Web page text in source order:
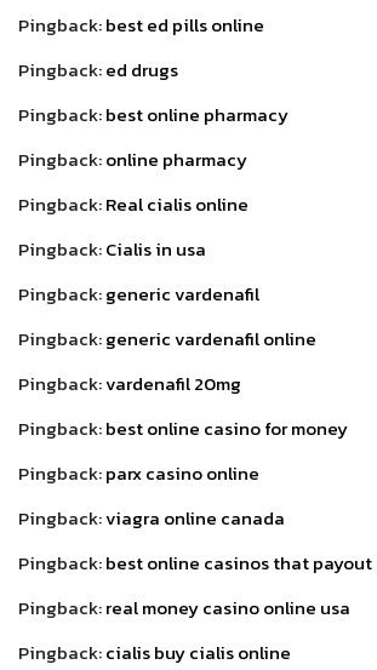
Pingback:best ed pills online
Pingback:ed drugs
Pingback:best online pharmacy
Pingback:online pharmacy
Pingback:Real cialis online
Pingback:Cialis in usa
Pingback:generic vardenafil
Pingback:generic vardenafil online
Pingback:vardenafil 20mg
Pingback:best online casino for money
Pingback:parx casino online
Pingback:viagra online canada
Pingback:best online casinos that payout
Pingback:real money casino online usa
Pingback:cialis buy cialis online